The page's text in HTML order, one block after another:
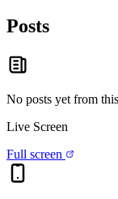
Posts
No posts yet from this
Live Screen
Full screen